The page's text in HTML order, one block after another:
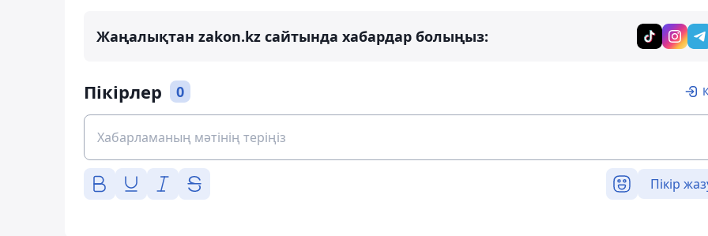
Жаңалықтан zakon.kz сайтында хабардар болыңыз:
Пікірлер 0
Пікір